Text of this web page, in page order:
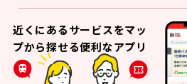
近くにあるサービスをマッ
プから探せる便利なアプリ